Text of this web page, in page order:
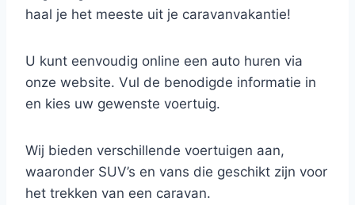
haal je het meeste uit je caravanvakantie!
U kunt eenvoudig online een auto huren via
onze website. Vul de benodigde informatie in
en kies uw gewenste voertuig.
Wij bieden verschillende voertuigen aan,
waaronder SUV’s en vans die geschikt zijn voor
het trekken van een caravan.